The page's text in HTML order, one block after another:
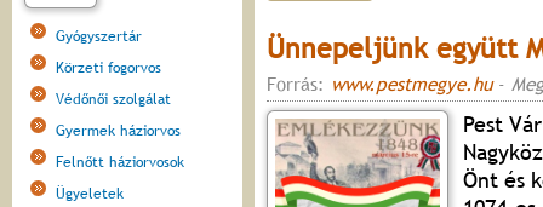
Gyógyszertár
Körzeti fogorvos
Védőnői szolgálat
Gyermek háziorvos
Felnőtt háziorvosok
Ügyeletek
Ünnepeljünk együtt
Forrás: www.pestmegye.hu-
Pest
Önt és